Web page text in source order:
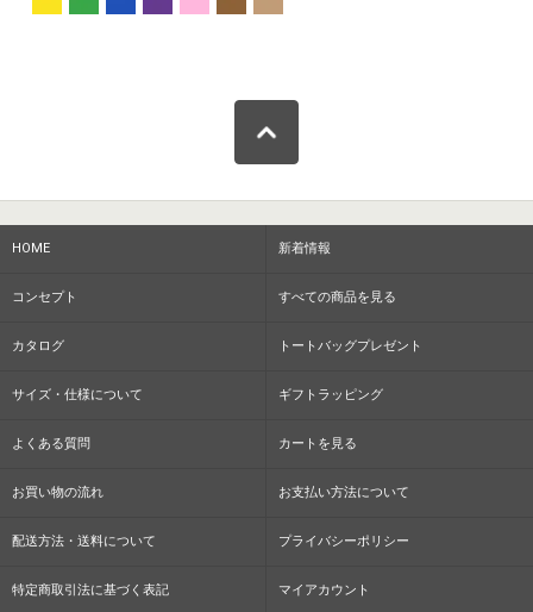
HOME 新着情報
コンセプト すべての商品を見る
カタログ トートバッグプレゼント
サイズ・仕様について ギフトラッピング
よくある質問 カートを見る
お買い物の流れ お支払い方法について
配送方法・送料について プライバシーポリシー
特定商取引法に基づく表記 マイアカウント